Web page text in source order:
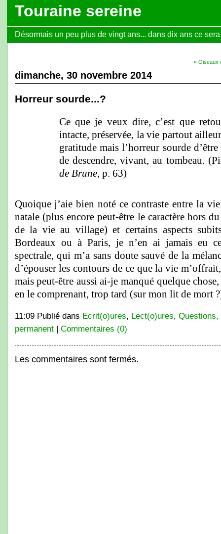
Touraine sereine
Désormais un peu plus de vingt ans... dans dix ans ce
« Oiseaux
dimanche, 30 novembre 2014
Horreur sourde...?
Ce que je veux dire, c’est que
intacte, préservée, la vie partout
gratitude mais l’horreur sourde
de descendre, vivant, au tombeau.
de Brune, p. 63)
Quoique j’aie bien noté ce contraste entre la
natale (plus encore peut-être le caractère hors
de la vie au village) et certains aspects
Bordeaux ou à Paris, je n’en ai jamais eu
spectrale, qui m’a sans doute sauvé de la
d’épouser les contours de ce que la vie
mais peut-être aussi ai-je manqué quelque
en le comprenant, trop tard (sur mon lit de mort
11:09 Publié dans Ecrit(o)ures, Lect(o)ures, Questions,
permanent| Commentaires (0)
Les commentaires sont fermés.